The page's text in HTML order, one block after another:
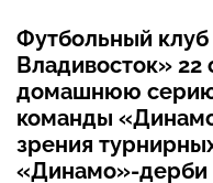
Футбольный
Владивосток» 22
домашнюю
команды
зрения
«Динамо»-